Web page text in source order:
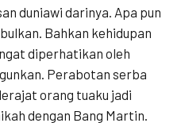
duniawi darinya. Apa pun
Bahkan kehidupan
diperhatikan oleh
Perabotan serba
orang tuaku jadi
dengan Bang Martin.